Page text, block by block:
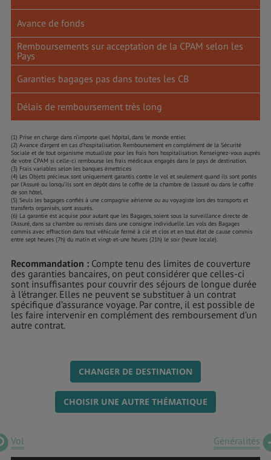
Avance de fonds
Remboursements sur acceptation de la CPAM selon les
Pays
Garanties bagages pas dans toutes les CB
Délais de remboursement très long
(1) Prise en charge dans n’importe quel hôpital, dans le monde entier.
(2) Avance d’argent en cas d’hospitalisation. Remboursement en complément de la Sécurité
Sociale et de tout organisme mutualiste pour les frais hors hospitalisation. Renseignez-vous auprès
de votre CPAM si celle-ci rembourse les frais médicaux engagés dans le pays de destination.
(3) Frais variables selon les banques émettrices
(4) Les Objets précieux sont uniquement garantis contre le vol et seulement quand ils sont portés
par l’Assuré ou lorsqu’ils sont en dépôt dans le coffre de la chambre de l'assuré ou dans le coffre
de son hôtel.
(5) Seuls les bagages confiés à une compagnie aérienne ou au voyagiste lors des transports et
transferts organisés, sont assurés.
(6) La garantie est acquise pour autant que les Bagages, soient sous la surveillance directe de
l’Assuré, dans sa chambre ou remisés dans une consigne individuelle. Les vols des Bagages
commis avec effraction dans tout véhicule fermé à clé et clos et en tout état de cause commis
entre sept heures (7h) du matin et vingt-et-une heures (21h) le soir (heure locale).
Recommandation : Compte tenu des limites de couverture
des garanties bancaires, on peut considérer que celles-ci
sont insuffisantes pour couvrir des séjours de longue durée
à l’étranger. Elles ne peuvent se substituer à un contrat
spécifique d’assurance voyage. Par contre, il est possible de
les faire intervenir en complément des remboursement d’un
autre contrat.
CHANGER DE DESTINATION
CHOISIR UNE AUTRE THÉMATIQUE
Vol Généralités